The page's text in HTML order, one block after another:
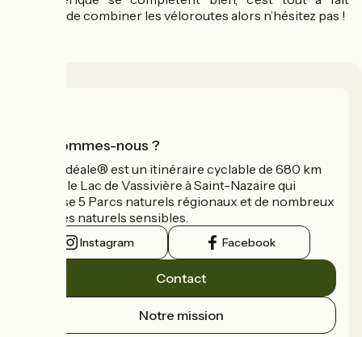
possible de combiner les véloroutes alors n’hésitez pas !
Qui sommes-nous ?
La Vélidéale® est un itinéraire cyclable de 680 km
reliant le Lac de Vassivière à Saint-Nazaire qui
traverse 5 Parcs naturels régionaux et de nombreux
espaces naturels sensibles.
Instagram Facebook
Contact
Notre mission